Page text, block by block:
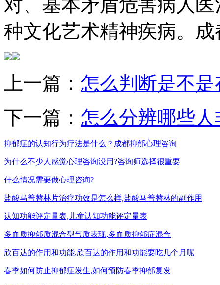
对、基本矛盾危害病人
种文化艺术精神疾病。
上一篇： 怎么判断是不
下一篇： 怎么分辨哪些
抑郁症的认知行为疗法是什么？成都抑郁心理咨询
为什么不少人感觉心理咨询没用?咨询师选择很重要
什么情况需要做心理咨询?
盐酸马普替林片治疗功效是怎么样,盐酸马普替林的副作用
认知功能评定量表,儿童认知功能评定量表
多血质抑郁质混合型气质表现,多血质抑郁症混合
欣百达的作用和功能,欣百达的作用和功能要吃几个月呢
春季如何防止抑郁症发生,如何预防春季抑郁复发